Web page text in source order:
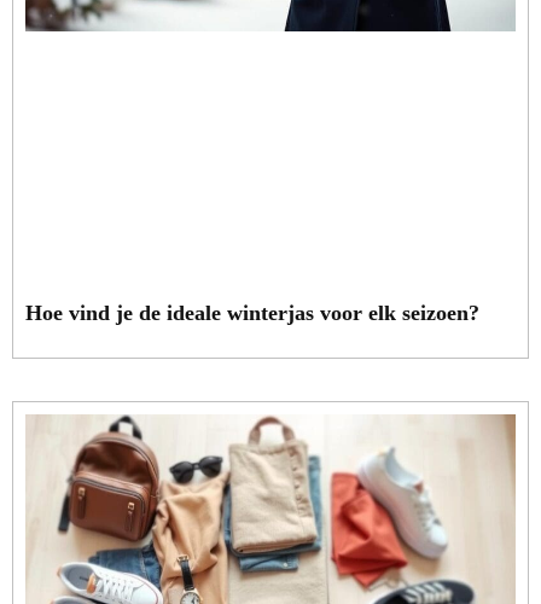
Hoe vind je de ideale winterjas voor elk seizoen?